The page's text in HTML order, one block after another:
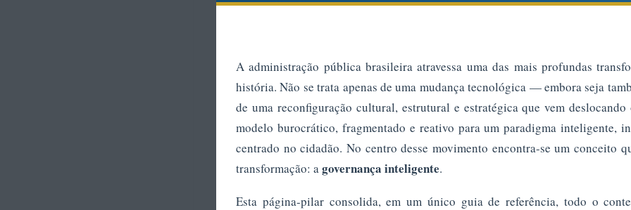
A administração pública brasileira atravessa uma das mais profundas
história. Não se trata apenas de uma mudança tecnológica — embora seja
de uma reconfiguração cultural, estrutural e estratégica que vem
modelo burocrático, fragmentado e reativo para um paradigma inteligente,
centrado no cidadão. No centro desse movimento encontra-se um conceito
transformação: a governança inteligente.
Esta página-pilar consolida, em um único guia de referência, todo o